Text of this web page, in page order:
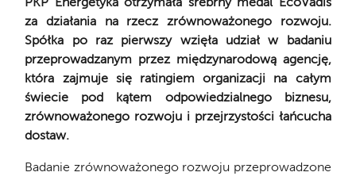
za działania na rzecz zrównoważonego rozwoju.
Spółka po raz pierwszy wzięła udział w badaniu
przeprowadzanym przez międzynarodową agencję,
która zajmuje się ratingiem organizacji na całym
świecie pod kątem odpowiedzialnego biznesu,
zrównoważonego rozwoju i przejrzystości łańcucha
dostaw.
Badanie zrównoważonego rozwoju przeprowadzone